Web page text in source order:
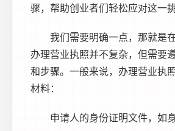
骤，帮助创业者们轻松应对这一挑
我们需要明确一点，那就是
办理营业执照并不复杂，但需要
和步骤。一般来说，办理营业执
材料：
申请人的身份证明文件，如